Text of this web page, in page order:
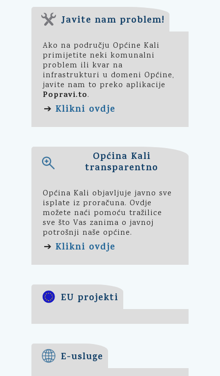
Javite nam problem!
Ako na području Općine Kali
primijetite neki komunalni
problem ili kvar na
infrastrukturi u domeni Općine,
javite nam to preko aplikacije
Popravi.to.
➔ Klikni ovdje
Općina Kali
transparentno
Općina Kali objavljuje javno sve
isplate iz proračuna. Ovdje
možete naći pomoću tražilice
sve što Vas zanima o javnoj
potrošnji naše općine.
➔ Klikni ovdje
EU projekti
E-usluge